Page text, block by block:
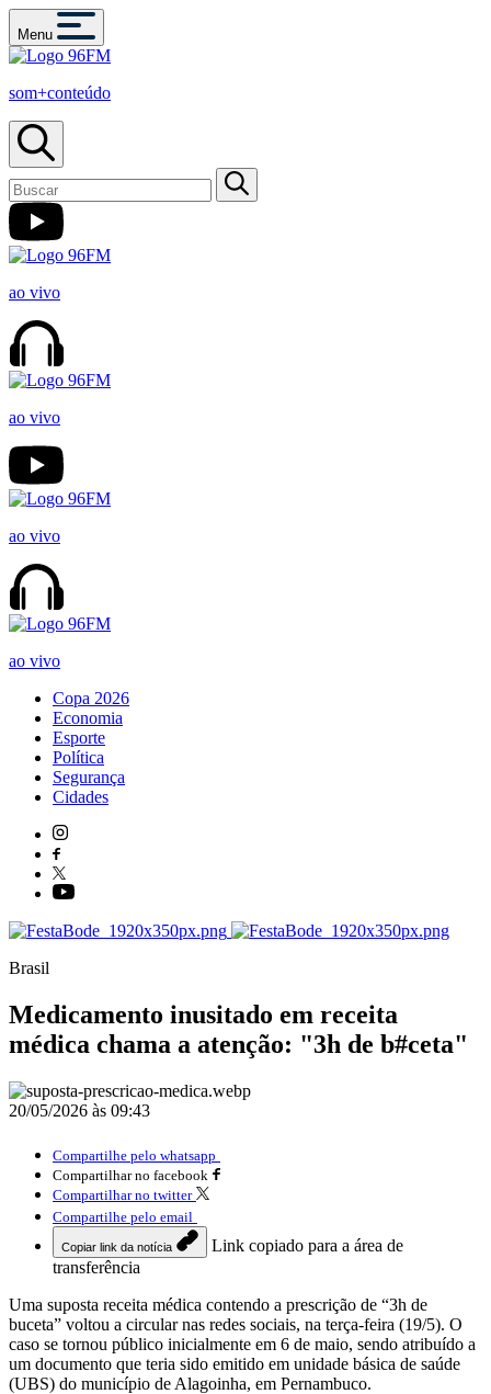
Menu
som+conteúdo
ao vivo
ao vivo
ao vivo
ao vivo
Copa 2026
Economia
Esporte
Política
Segurança
Cidades
Brasil
Medicamento inusitado em receita
médica chama a atenção: "3h de b#ceta"
20/05/2026 às 09:43
Compartilhe pelo whatsapp
Compartilhar no facebook
Compartilhar no twitter
Compartilhe pelo email
Copiar link da notícia
Link copiado para a área de
transferência
Uma suposta receita médica contendo a prescrição de “3h de
buceta” voltou a circular nas redes sociais, na terça-feira (19/5). O
caso se tornou público inicialmente em 6 de maio, sendo atribuído a
um documento que teria sido emitido em unidade básica de saúde
(UBS) do município de Alagoinha, em Pernambuco.